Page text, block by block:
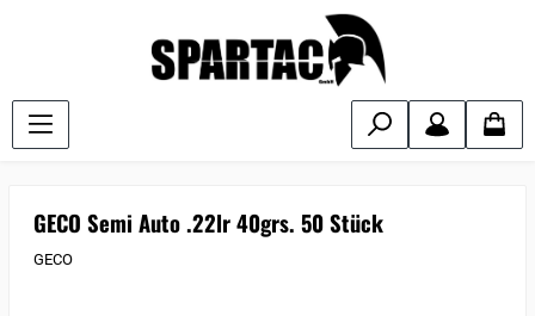
GECO Semi Auto .22lr 40grs. 50 Stück
GECO